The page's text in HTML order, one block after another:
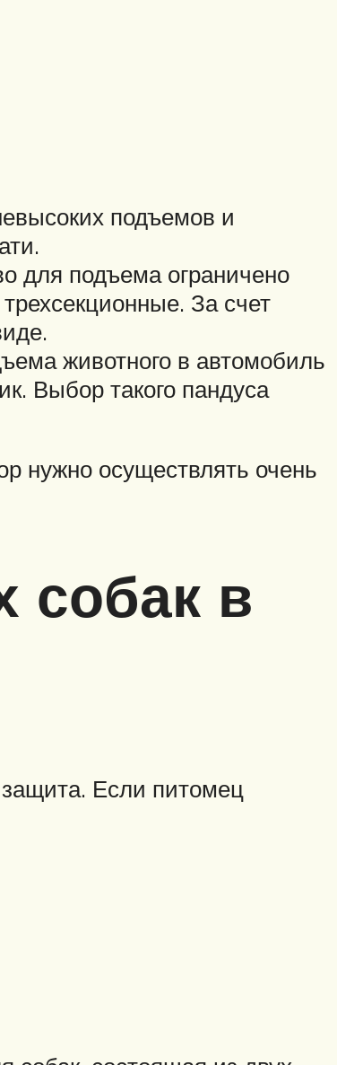
подъемов и
для подъема ограничено
За счет
животного в автомобиль
Выбор такого пандуса
нужно осуществлять очень
собак в
Если питомец